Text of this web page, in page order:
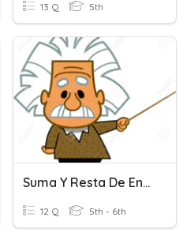
13 Q 5th
Suma Y Resta De Enteros
12 Q 5th - 6th